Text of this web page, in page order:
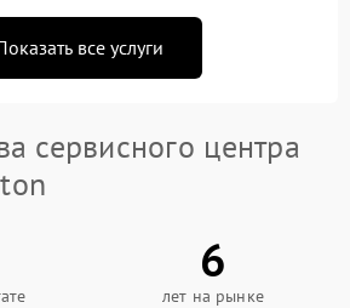
все услуги
сервисного центра
6
лет на рынке